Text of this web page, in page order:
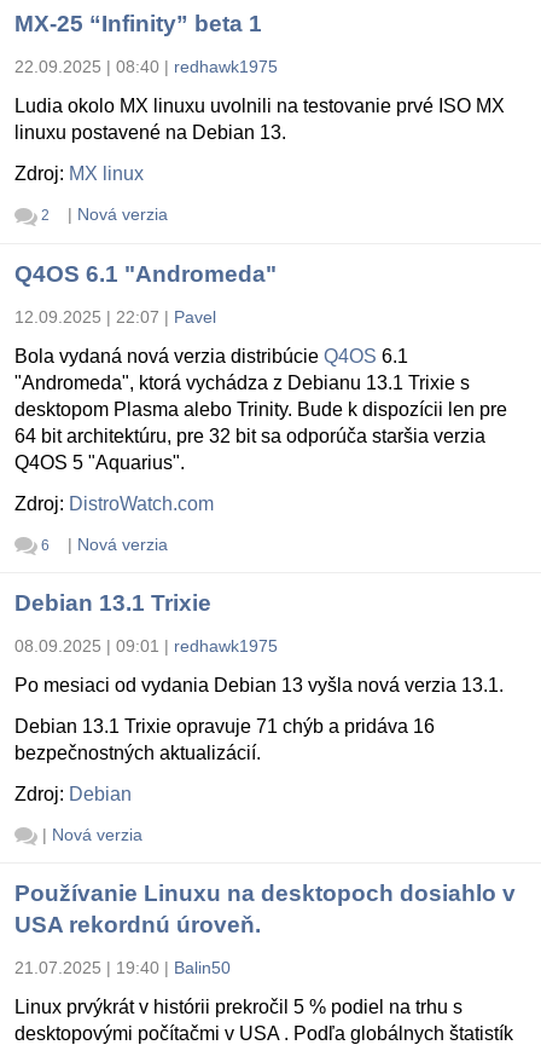
MX-25 “Infinity” beta 1
22.09.2025 | 08:40 | redhawk1975
Ludia okolo MX linuxu uvolnili na testovanie prvé ISO MX
linuxu postavené na Debian 13.
Zdroj: MX linux
2 | Nová verzia
Q4OS 6.1 "Andromeda"
12.09.2025 | 22:07 | Pavel
Bola vydaná nová verzia distribúcie Q4OS 6.1
"Andromeda", ktorá vychádza z Debianu 13.1 Trixie s
desktopom Plasma alebo Trinity. Bude k dispozícii len pre
64 bit architektúru, pre 32 bit sa odporúča staršia verzia
Q4OS 5 "Aquarius".
Zdroj: DistroWatch.com
6 | Nová verzia
Debian 13.1 Trixie
08.09.2025 | 09:01 | redhawk1975
Po mesiaci od vydania Debian 13 vyšla nová verzia 13.1.
Debian 13.1 Trixie opravuje 71 chýb a pridáva 16
bezpečnostných aktualizácií.
Zdroj: Debian
| Nová verzia
Používanie Linuxu na desktopoch dosiahlo v
USA rekordnú úroveň.
21.07.2025 | 19:40 | Balin50
Linux prvýkrát v histórii prekročil 5 % podiel na trhu s
desktopovými počítačmi v USA . Podľa globálnych štatistík